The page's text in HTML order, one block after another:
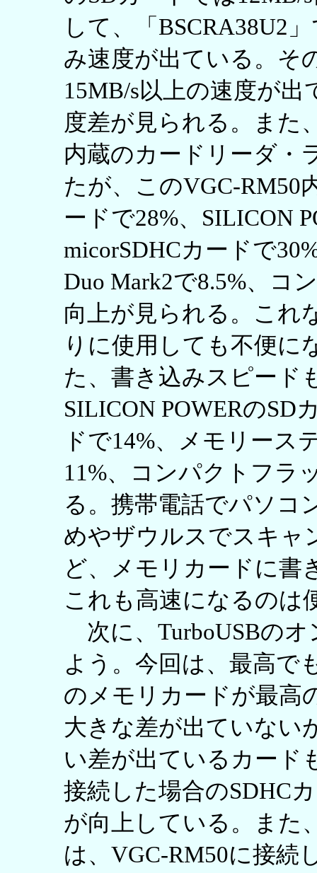
して、「BSCRA38U2
み速度が出ている。そ
15MB/s以上の速度が
度差が見られる。また
内蔵のカードリーダ・
たが、このVGC-RM50
ードで28%、SILICON
micorSDHCカードで
Duo Mark2で8.5%、コ
向上が見られる。これ
りに使用しても不便に
た、書き込みスピード
SILICON POWERのSD
ドで14%、メモリース
11%、コンパクトフラ
る。携帯電話でパソコ
めやザウルスでスキャ
ど、メモリカードに書
これも高速になるのは
次に、TurboUSBの
よう。今回は、最高で
のメモリカードが最高
大きな差が出ていない
い差が出ているカード
接続した場合のSDHC
が向上している。また
は、VGC-RM50に接続